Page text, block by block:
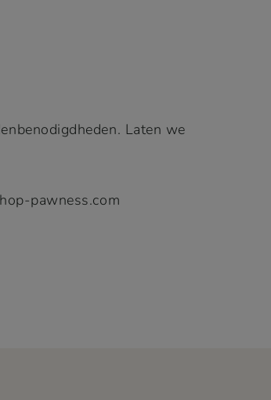
Laten we
pawness.com